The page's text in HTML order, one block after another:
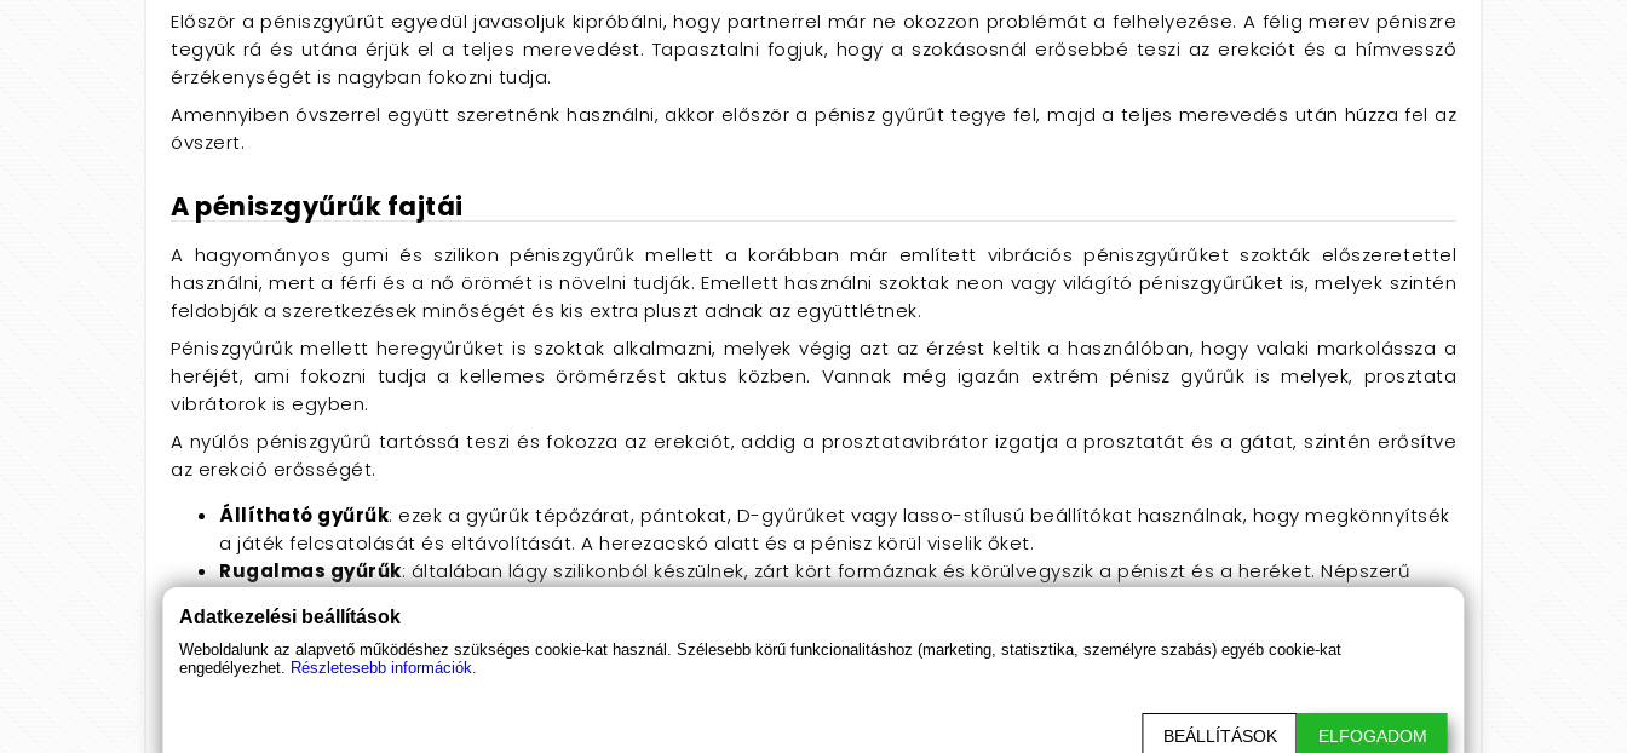
Először a péniszgyűrűt egyedül javasoljuk kipróbálni, hogy partnerrel már ne okozzon problémát a felhelyezése. A félig merev péniszre
tegyük rá és utána érjük el a teljes merevedést. Tapasztalni fogjuk, hogy a szokásosnál erősebbé teszi az erekciót és a hímvessző
érzékenységét is nagyban fokozni tudja.
Amennyiben óvszerrel együtt szeretnénk használni, akkor először a pénisz gyűrűt tegye fel, majd a teljes merevedés után húzza fel az
óvszert.
A péniszgyűrűk fajtái
A hagyományos gumi és szilikon péniszgyűrűk mellett a korábban már említett vibrációs péniszgyűrűket szokták előszeretettel
használni, mert a férfi és a nő örömét is növelni tudják. Emellett használni szoktak neon vagy világító péniszgyűrűket is, melyek szintén
feldobják a szeretkezések minőségét és kis extra pluszt adnak az együttlétnek.
Péniszgyűrűk mellett heregyűrűket is szoktak alkalmazni, melyek végig azt az érzést keltik a használóban, hogy valaki markolássza a
heréjét, ami fokozni tudja a kellemes örömérzést aktus közben. Vannak még igazán extrém pénisz gyűrűk is melyek, prosztata
vibrátorok is egyben.
A nyúlós péniszgyűrű tartóssá teszi és fokozza az erekciót, addig a prosztatavibrátor izgatja a prosztatát és a gátat, szintén erősítve
az erekció erősségét.
Állítható gyűrűk: ezek a gyűrűk tépőzárat, pántokat, D-gyűrűket vagy lasso-stílusú beállítókat használnak, hogy megkönnyítsék
a játék felcsatolását és eltávolítását. A herezacskó alatt és a pénisz körül viselik őket.
Rugalmas gyűrűk: általában lágy szilikonból készülnek, zárt kört formáznak és körülvegyszik a péniszt és a heréket. Népszerű
Rezgő gyűrűk: a rezgő farokgyűrűk tartalmaznak egy kis motort, amely rezgő érzést biztosít viselőjének és partnerének. Egyes
férfiak imádják a rezgést, de általában azért viselik, hogy segítsék a nőt az intenzívebb orgazmus elérésében. A csikló stimulálása
rezgő gyűrűvel egy kis gyakorlatot igényelhet.
: fém vagy acélból készült, szilárd gyűrűk nem kezdőknek szólnak. A pénisz alján és a herezacskó mögött viselik
őket. Vigyázzon használatuk előtt: ha olyan merev gyűgyűt használ, amely túl kicsi a merevedési képességéhez, az
Adatkezelési beállítások
Weboldalunk az alapvető működéshez szükséges cookie-kat használ. Szélesebb körű funkcionalitáshoz (marketing, statisztika, személyre szabás) egyéb cookie-kat
engedélyezhet. Részletesebb információk.
BEÁLLÍTÁSOK ELFOGADOM